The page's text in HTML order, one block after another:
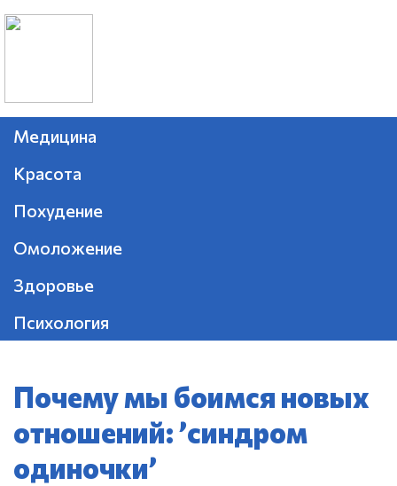
Медицина
Красота
Похудение
Омоложение
Здоровье
Психология
Почему мы боимся новых
отношений: ’синдром
одиночки’